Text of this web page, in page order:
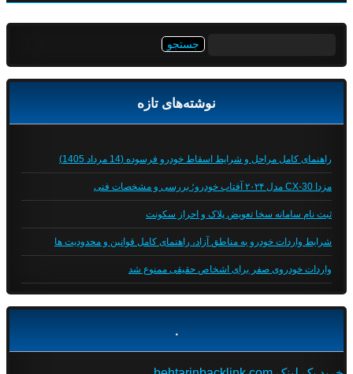
نوشته‌های تازه
راهنمای کامل مراحل و شرایط اسقاط خودرو فرسوده (14 مرداد 1405)
مزدا CX-30 مدل ۲۰۲۴ آفتاب خودرو؛ بررسی و مشخصات فنی
ثبت نام سامانه سخا تعویض پلاک و احراز سکونت
شرایط واردات خودرو به مناطق آزاد، راهنمای کامل قوانین و محدودیت ها
واردات خودروی صفر برای اشخاص حقیقی ممنوع شد
.